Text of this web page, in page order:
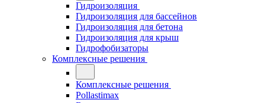
Гидроизоляция
Гидроизоляция для бассейнов
Гидроизоляция для бетона
Гидроизоляция для крыш
Гидрофобизаторы
Комплексные решения
Комплексные решения
Pollastimax